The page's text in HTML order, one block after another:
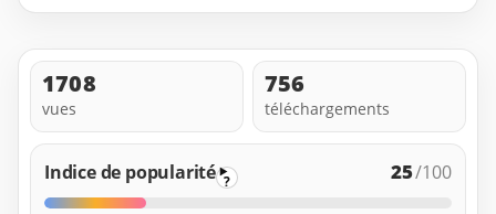
1708
vues
756
téléchargements
Indice de popularité ? 25/100